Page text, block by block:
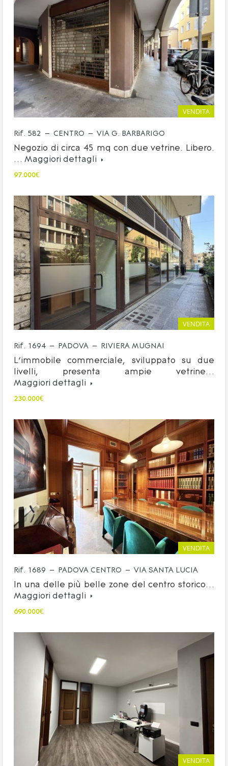
VENDITA
Rif. 582 – CENTRO – VIA G. BARBARIGO
Negozio di circa 45 mq con due vetrine. Libero.
… Maggiori dettagli
97.000€
VENDITA
Rif. 1694 – PADOVA – RIVIERA MUGNAI
L’immobile commerciale, sviluppato su due
livelli, presenta ampie vetrine…
Maggiori dettagli
230.000€
VENDITA
Rif. 1689 – PADOVA CENTRO – VIA SANTA LUCIA
In una delle più belle zone del centro storico…
Maggiori dettagli
690.000€
VENDITA